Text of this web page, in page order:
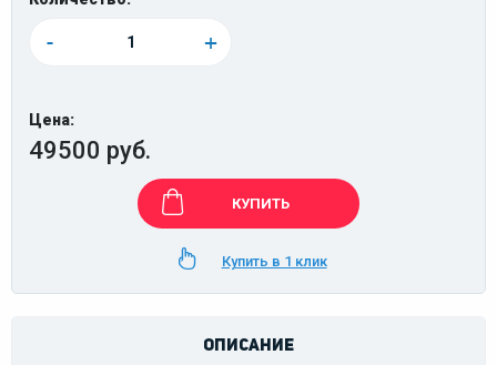
- +
Цена:
49500 руб.
КУПИТЬ
Купить в 1 клик
ОПИСАНИЕ